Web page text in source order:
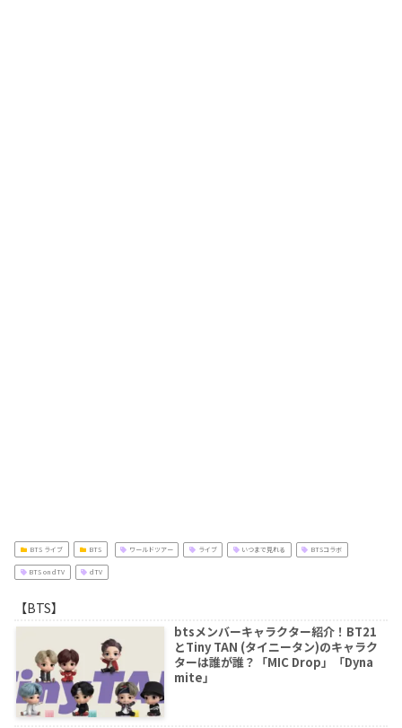
BTS ライブ BTS ワールドツアー ライブ いつまで見れる BTSコラボ
BTS on dTV dTV
【BTS】
btsメンバーキャラクター紹介！BT21
とTiny TAN (タイニータン)のキャラク
ターは誰が誰？「MIC Drop」「Dyna
mite」